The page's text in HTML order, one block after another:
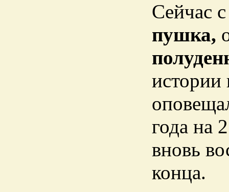
Сейчас
пушка,
истории
года на
вновь
конца.